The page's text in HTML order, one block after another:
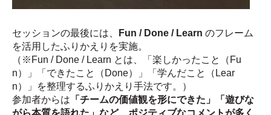
セッションの最後には、 Fun / Done / Learn のフレーム
を活用したふりかえりを実施。
（※Fun / Done / Learn とは、「楽しかったこと（Fu
n）」「できたこと（Done）」「学んだこと（Lear
n）」を整理するふりかえり手法です。）
参加者からは 「チームの価値観を形にできた」「遊びな
がら本質を語れた」など、ポジティブなコメントが多く